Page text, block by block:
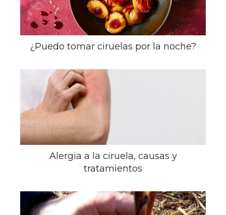
¿Puedo tomar ciruelas por la noche?
Alergia a la ciruela, causas y
tratamientos